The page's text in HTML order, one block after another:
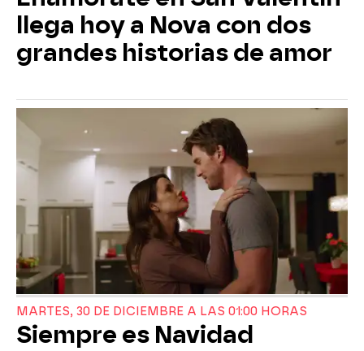
llega hoy a Nova con dos
grandes historias de amor
MARTES, 30 DE DICIEMBRE A LAS 01:00 HORAS
Siempre es Navidad